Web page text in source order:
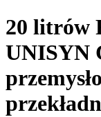
20 litrów
UNISYN